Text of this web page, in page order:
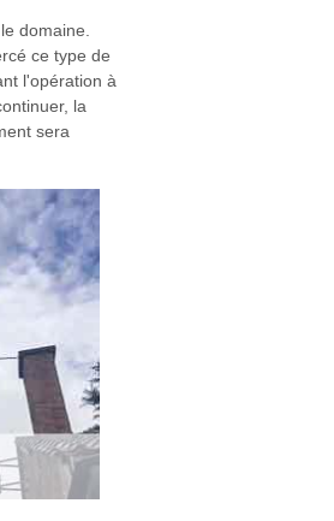
domaine.
ce type de
l'opération à
la
sera